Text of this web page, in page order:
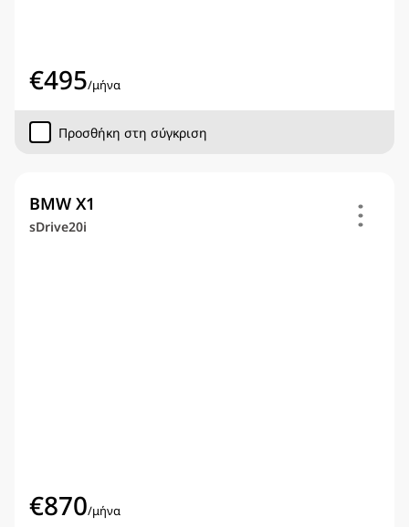
€495/μήνα
Προσθήκη στη σύγκριση
BMW X1
sDrive20i
€870/μήνα